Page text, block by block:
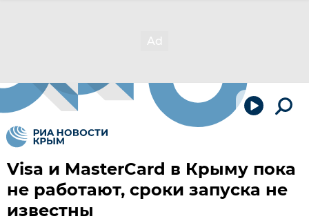
Visa и MasterCard в Крыму пока
не работают, сроки запуска не
известны